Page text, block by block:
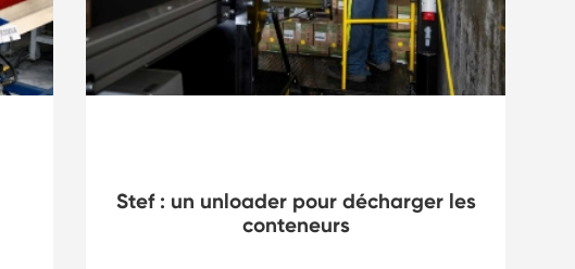
Stef : un unloader pour décharger les
conteneurs